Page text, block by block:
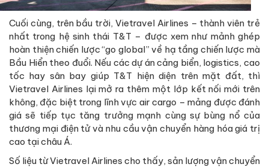
Cuối cùng, trên bầu trời, Vietravel Airlines – thành viên trẻ
nhất trong hệ sinh thái T&T – được xem như mảnh ghép
hoàn thiện chiến lược “go global” về hạ tầng chiến lược mà
Bầu Hiển theo đuổi. Nếu các dự án cảng biển, logistics, cao
tốc hay sân bay giúp T&T hiện diện trên mặt đất, thì
Vietravel Airlines lại mở ra thêm một lớp kết nối mới trên
không, đặc biệt trong lĩnh vực air cargo – mảng được đánh
giá sẽ tiếp tục tăng trưởng mạnh cùng sự bùng nổ của
thương mại điện tử và nhu cầu vận chuyển hàng hóa giá trị
cao tại châu Á.
Số liệu từ Vietravel Airlines cho thấy, sản lượng vận chuyển